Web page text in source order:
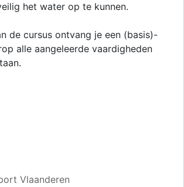
het water op te kunnen.
de cursus ontvang je een (basis)-
alle aangeleerde vaardigheden
Vlaanderen